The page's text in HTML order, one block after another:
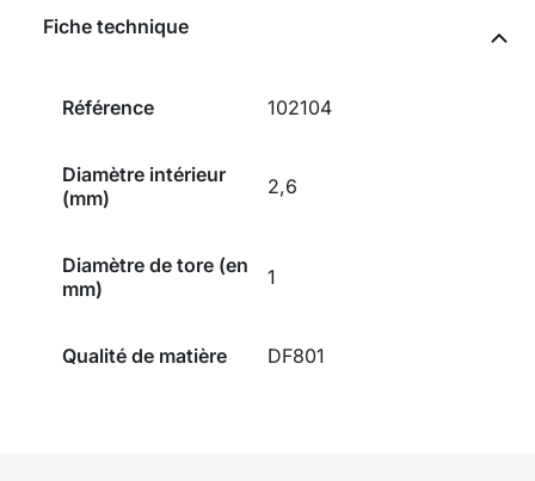
Fiche technique
Référence 102104
Diamètre intérieur
(mm)
2,6
Diamètre de tore (en
mm)
1
Qualité de matière DF801